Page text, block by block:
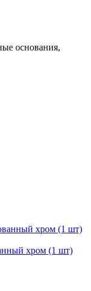
основания,
хром (1 шт)